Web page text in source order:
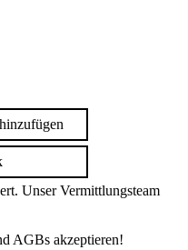
Unser Vermittlungsteam
AGBs akzeptieren!